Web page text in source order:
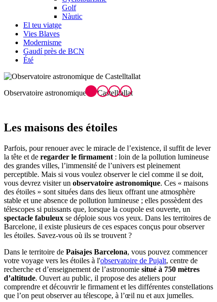
Golf
Nàutic
El teu viatge
Vies Blaves
Modernisme
Gaudí près de BCN
Été
Observatoire astronomique de Castelltallat
Les maisons des étoiles
Parfois, pour renouer avec le miracle de l’existence, il suffit de lever
la tête et de regarder le firmament : loin de la pollution lumineuse
des grandes villes, l’immensité de l’univers est pleinement
perceptible. Mais si vous voulez observer le ciel comme il se doit,
vous devrez visiter un observatoire astronomique. Ces « maisons
des étoiles » sont situées dans des lieux offrant une atmosphère
stable et une absence de pollution lumineuse ; elles possèdent des
télescopes si puissants que, lorsque la coupole est ouverte, un
spectacle fabuleux se déploie sous vos yeux. Dans les territoires de
Barcelone, il existe plusieurs de ces espaces conçus pour observer
les étoiles. Savez-vous où ils se trouvent ?
Dans le territoire de Paisajes Barcelona, vous pouvez commencer
votre voyage vers les étoiles à l'observatoire de Pujalt, centre de
recherche et d’enseignement de l’astronomie situé à 750 mètres
d’altitude. Ouvert au public, il propose des ateliers pour
comprendre et découvrir le firmament et les différentes constellations
que l’on peut observer au télescope, à l’œil nu et aux jumelles.